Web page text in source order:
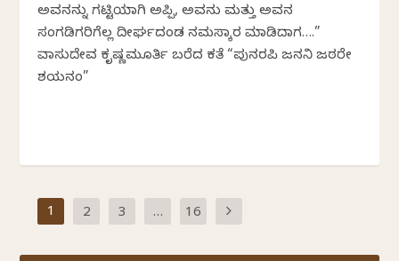
ಅವನನ್ನು ಗಟ್ಟಿಯಾಗಿ ಅಪ್ಪಿ, ಅವನು ಮತ್ತು ಅವನ
ಸಂಗಡಿಗರಿಗೆಲ್ಲ ದೀರ್ಘದಂಡ ನಮಸ್ಕಾರ ಮಾಡಿದಾಗ….”
ವಾಸುದೇವ ಕೃಷ್ಣಮೂರ್ತಿ ಬರೆದ ಕತೆ “ಪುನರಪಿ ಜನನಿ ಜಠರೇ
ಶಯನಂ”
1 2 3 … 16